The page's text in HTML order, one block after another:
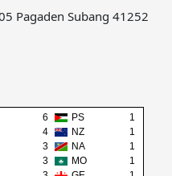
Pagaden Subang 41252
6 PS
1
4 NZ
1
3 NA
1
3 MO
1